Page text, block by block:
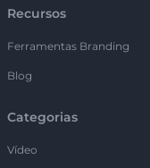
Recursos
Ferramentas Branding
Blog
Categorias
Vídeo